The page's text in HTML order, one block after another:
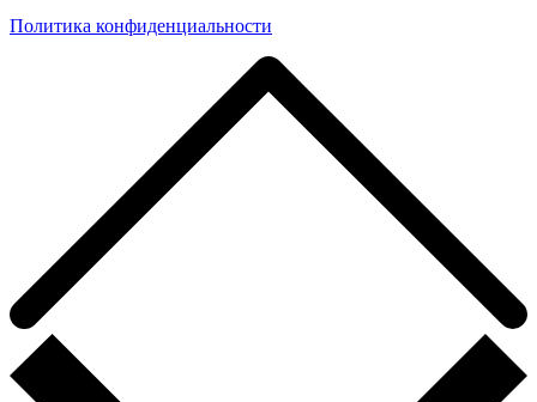
Политика конфиденциальности